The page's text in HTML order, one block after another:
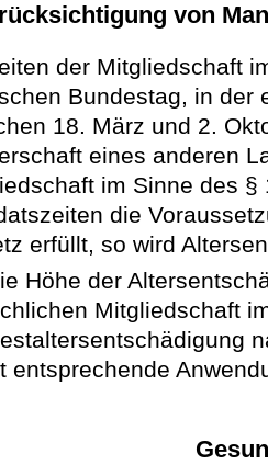
von
der Mitgliedschaft
Bundestag, in der
18. März und 2.
eines anderen
im Sinne des
die
erfüllt, so wird
Höhe der
Mitgliedschaft
entsprechende